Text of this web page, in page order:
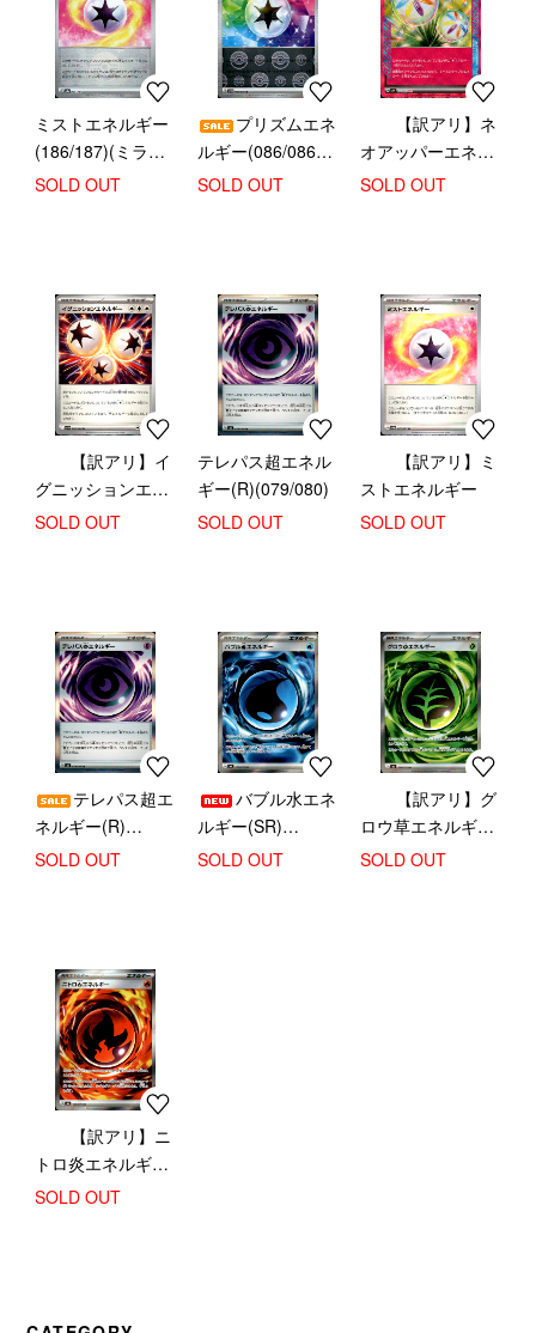
ミストエネルギー
(186/187)(ミラー/
モンスターボール)
SOLD OUT
プリズムエネ
ルギー(086/086)
(ミラー/モンスタ
SOLD OUT
【訳アリ】ネ
オアッパーエネル
ギー(071/071
SOLD OUT
【訳アリ】イ
グニッションエネ
ルギー
SOLD OUT
テレパス超エネル
ギー(R)(079/080)
SOLD OUT
【訳アリ】ミ
ストエネルギー
SOLD OUT
テレパス超エ
ネルギー(R)
(079/080)
SOLD OUT
バブル水エネ
ルギー(SR)
(106/076)
SOLD OUT
【訳アリ】グ
ロウ草エネルギー
(SR)(104/076)
SOLD OUT
【訳アリ】ニ
トロ炎エネルギー
(SR)(105/076)
SOLD OUT